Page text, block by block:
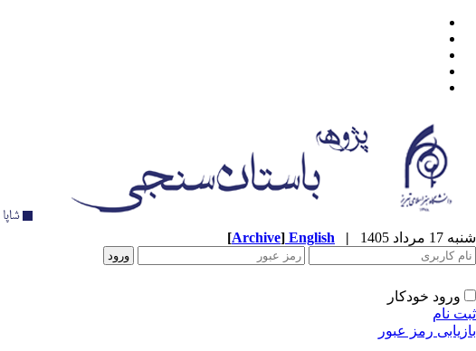
شنبه 17 مرداد 1405 |
English
[Archive]
ورود خودکار
ثبت نام
بازیابی رمز عبور